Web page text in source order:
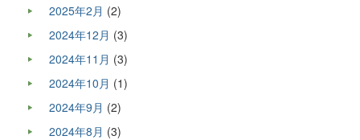
2025年2月 (2)
2024年12月 (3)
2024年11月 (3)
2024年10月 (1)
2024年9月 (2)
2024年8月 (3)